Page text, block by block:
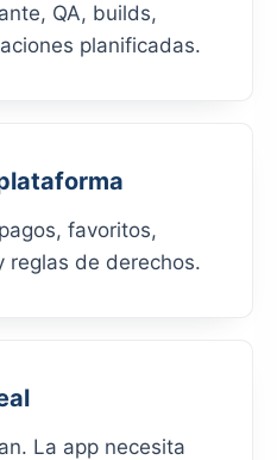
QA, builds,
planificadas.
favoritos,
reglas de derechos.
La app necesita